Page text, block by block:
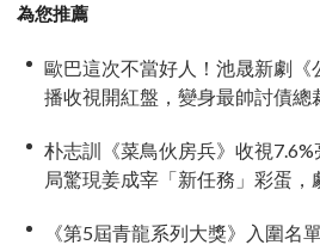
為您推薦
歐巴這次不當好人！池晟新劇《
播收視開紅盤，變身最帥討債總
朴志訓《菜鳥伙房兵》收視
局驚現姜成宰「新任務」彩蛋，
《第5屆青龍系列大獎》入圍名